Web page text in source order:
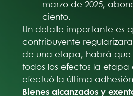
marzo de 2025,
ciento.
Un detalle importante es
contribuyente
de una etapa, habrá que
todos los efectos la etapa
efectuó la última
Bienes alcanzados y